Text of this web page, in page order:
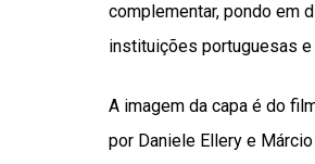
complementar, pondo em
instituições portuguesas e
A imagem da capa é do
por Daniele Ellery e